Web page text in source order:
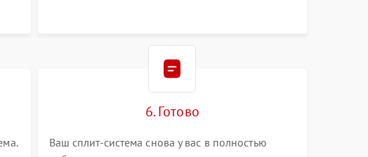
6. Готово
Ваш сплит-система снова у вас в полностью